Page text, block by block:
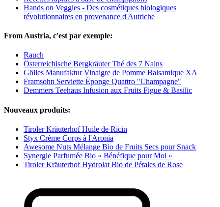
Hands on Veggies - Des cosmétiques biologiques
révolutionnaires en provenance d'Autriche
From Austria, c'est par exemple:
Rauch
Österreichische Bergkräuter Thé des 7 Nains
Gölles Manufaktur Vinaigre de Pomme Balsamique XA
Framsohn Serviette Éponge Quattro "Champagne"
Demmers Teehaus Infusion aux Fruits Figue & Basilic
Nouveaux produits:
Tiroler Kräuterhof Huile de Ricin
Styx Crème Corps à l'Aronia
Awesome Nuts Mélange Bio de Fruits Secs pour Snack
Synergie Parfumée Bio « Bénéfique pour Moi »
Tiroler Kräuterhof Hydrolat Bio de Pétales de Rose